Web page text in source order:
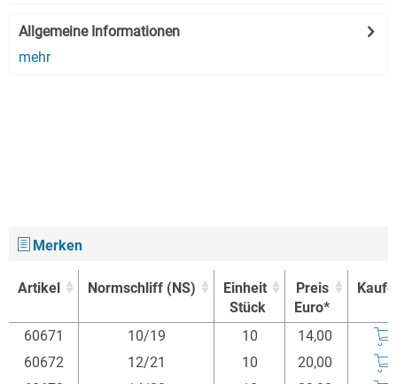
Allgemeine Informationen
mehr
Merken
Artikel Normschliff (NS)
Einheit
Stück
Preis
Euro*
Artikel Normschliff (NS)
Einheit
Preis
60671 10/19 10
14,00
60672
12/21 10
20,00